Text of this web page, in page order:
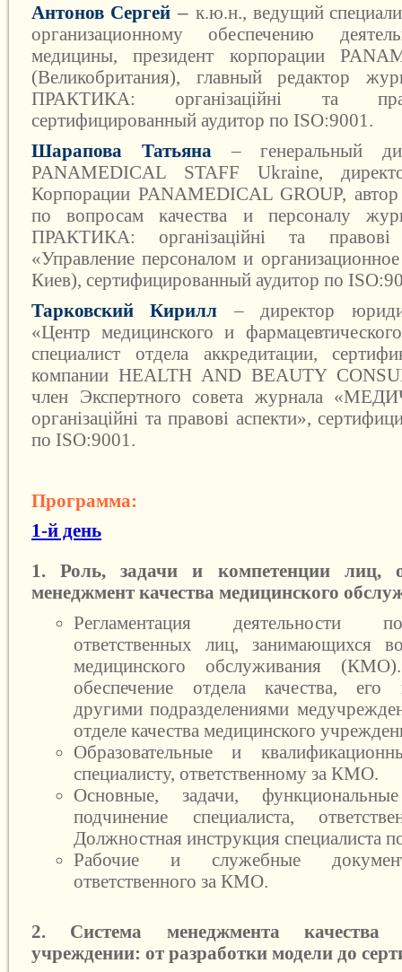
Антонов Сергей– к.ю.н., ведущий
организационному обеспечению
медицины, президент корпорации
(Великобритания), главный редактор
ПРАКТИКА: організаційні та
сертифицированный аудитор по ISO:9001.
Шарапова Татьяна – генеральный
PANAMEDICAL STAFF Ukraine,
Корпорации PANAMEDICAL GROUP, автор
по вопросам качества и персоналу
ПРАКТИКА: організаційні та
«Управление персоналом и
Киев), сертифицированный аудитор по
Тарковский Кирилл – директор
«Центр медицинского и
специалист отдела аккредитации,
компании НEALTH AND BEAUTY
член Экспертного совета журнала
організаційні та правові аспекти»,
по ISO:9001.
Программa:
1-й день
1. Роль, задачи и компетенции лиц,
менеджмент качества медицинского
Регламентация деятельности
ответственных лиц, занимающихся
медицинского обслуживания
обеспечение отдела качества, его
другими подразделениями
отделе качества медицинского
Образовательные и
специалисту, ответственному за КМО.
Основные, задачи,
подчинение специалиста,
Должностная инструкция специалиста
Рабочие и служебные
ответственного за КМО.
2. Система менеджмента качества
учреждении: от разработки модели до